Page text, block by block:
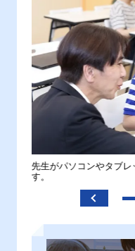
先生がパソコンやタブ
す。